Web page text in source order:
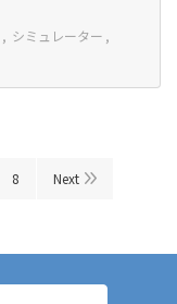
シミュレーター
8 Next